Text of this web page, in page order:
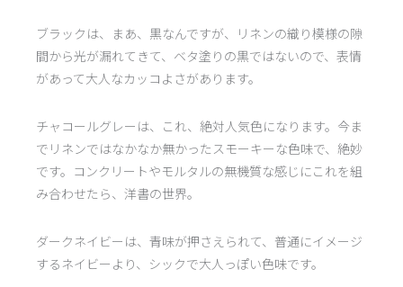
ブラックは、まあ、黒なんですが、リネンの織り模様の隙
間から光が漏れてきて、ベタ塗りの黒ではないので、表情
があって大人なカッコよさがあります。
チャコールグレーは、これ、絶対人気色になります。今ま
でリネンではなかなか無かったスモーキーな色味で、絶妙
です。コンクリートやモルタルの無機質な感じにこれを組
み合わせたら、洋書の世界。
ダークネイビーは、青味が押さえられて、普通にイメージ
するネイビーより、シックで大人っぽい色味です。